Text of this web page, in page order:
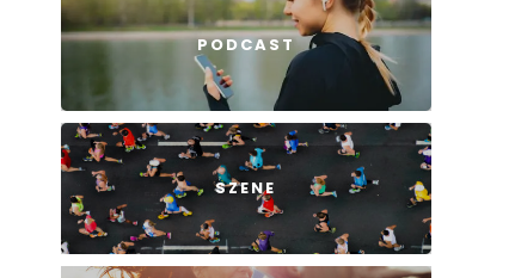
PODCAST
SZENE